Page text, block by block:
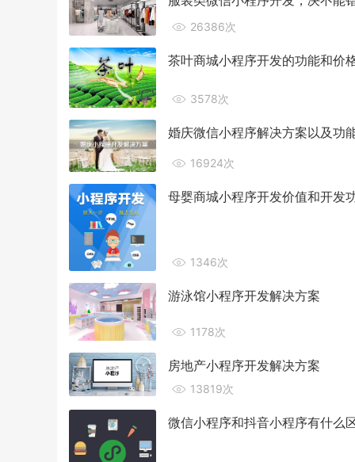
26386次
茶叶商城小程序开发的功能和价
3578次
婚庆微信小程序解决方案以及功
16924次
母婴商城小程序开发价值和开发
1346次
游泳馆小程序开发解决方案
1178次
房地产小程序开发解决方案
13819次
微信小程序和抖音小程序有什么